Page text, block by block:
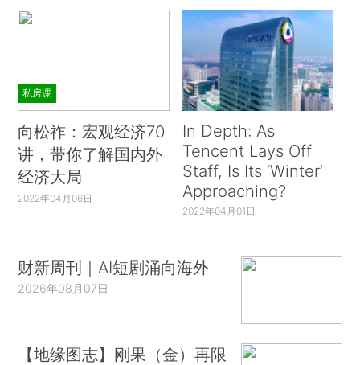
私房课
向松祚：宏观经济70
讲，带你了解国内外
经济大局
2022年04月06日
In Depth: As
Tencent Lays Off
Staff, Is Its ‘Winter’
Approaching?
2022年04月01日
财新周刊｜AI短剧涌向海外
2026年08月07日
【地缘图志】刚果（金）再限